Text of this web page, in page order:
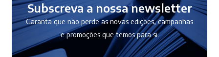
Subscreva a nossa newsletter
Garanta que não perde as novas edições, campanhas
e promoções que temos para si.